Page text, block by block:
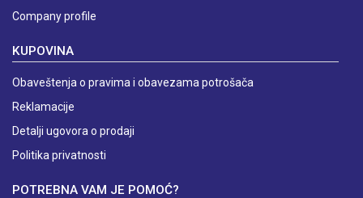
Company profile
KUPOVINA
Obaveštenja o pravima i obavezama potrošača
Reklamacije
Detalji ugovora o prodaji
Politika privatnosti
POTREBNA VAM JE POMOĆ?